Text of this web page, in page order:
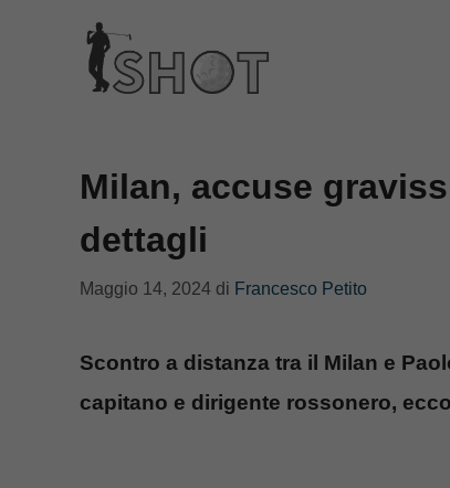
contenuto
Milan, accuse
dettagli
Maggio 14, 2024 di Francesco Petito
Scontro a distanza tra il Milan e
capitano e dirigente rossonero,